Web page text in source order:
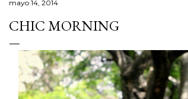
mayo 14, 2014
CHIC MORNING